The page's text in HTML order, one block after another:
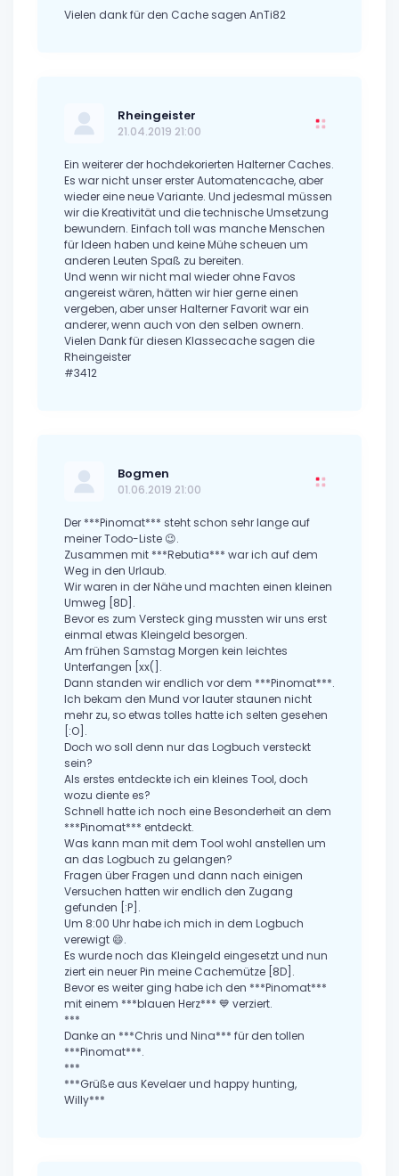
Vielen dank für den Cache sagen AnTi82
Rheingeister
21.04.2019 21:00
Ein weiterer der hochdekorierten Halterner Caches.
Es war nicht unser erster Automatencache, aber
wieder eine neue Variante. Und jedesmal müssen
wir die Kreativität und die technische Umsetzung
bewundern. Einfach toll was manche Menschen
für Ideen haben und keine Mühe scheuen um
anderen Leuten Spaß zu bereiten.
Und wenn wir nicht mal wieder ohne Favos
angereist wären, hätten wir hier gerne einen
vergeben, aber unser Halterner Favorit war ein
anderer, wenn auch von den selben ownern.
Vielen Dank für diesen Klassecache sagen die
Rheingeister
#3412
Bogmen
01.06.2019 21:00
Der ***Pinomat*** steht schon sehr lange auf
meiner Todo-Liste 😉.
Zusammen mit ***Rebutia*** war ich auf dem
Weg in den Urlaub.
Wir waren in der Nähe und machten einen kleinen
Umweg [8D].
Bevor es zum Versteck ging mussten wir uns erst
einmal etwas Kleingeld besorgen.
Am frühen Samstag Morgen kein leichtes
Unterfangen [xx(].
Dann standen wir endlich vor dem ***Pinomat***.
Ich bekam den Mund vor lauter staunen nicht
mehr zu, so etwas tolles hatte ich selten gesehen
[:O].
Doch wo soll denn nur das Logbuch versteckt
sein?
Als erstes entdeckte ich ein kleines Tool, doch
wozu diente es?
Schnell hatte ich noch eine Besonderheit an dem
***Pinomat*** entdeckt.
Was kann man mit dem Tool wohl anstellen um
an das Logbuch zu gelangen?
Fragen über Fragen und dann nach einigen
Versuchen hatten wir endlich den Zugang
gefunden [:P].
Um 8:00 Uhr habe ich mich in dem Logbuch
verewigt 😄.
Es wurde noch das Kleingeld eingesetzt und nun
ziert ein neuer Pin meine Cachemütze [8D].
Bevor es weiter ging habe ich den ***Pinomat***
mit einem ***blauen Herz*** 💙 verziert.
***
Danke an ***Chris und Nina*** für den tollen
***Pinomat***.
***
***Grüße aus Kevelaer und happy hunting,
Willy***